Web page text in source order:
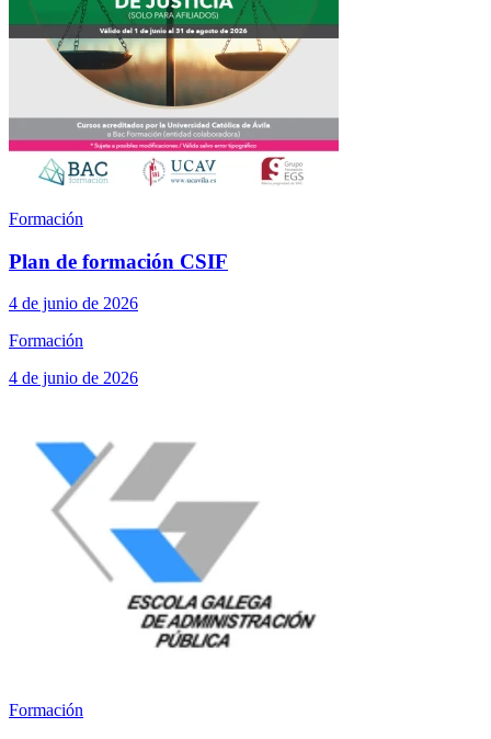
Formación
Plan de formación CSIF
4 de junio de 2026
Formación
4 de junio de 2026
Formación